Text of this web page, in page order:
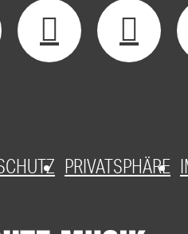
PRIVATSPHÄRE